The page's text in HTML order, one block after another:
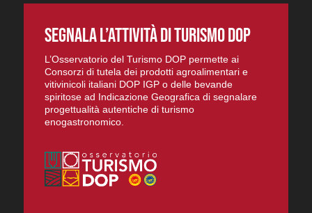
SEGNALA L’ATTIVITÀ DI TURISMO DOP
L’Osservatorio del Turismo DOP permette ai
Consorzi di tutela dei prodotti agroalimentari e
vitivinicoli italiani DOP IGP o delle bevande
spiritose ad Indicazione Geografica di segnalare
progettualità autentiche di turismo
enogastronomico.